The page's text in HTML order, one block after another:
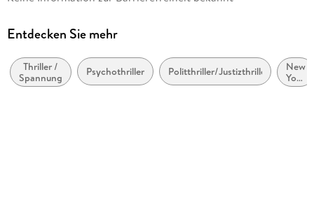
Autor/Autorin
Übersetzung
Jörn Ingwersen
Entdecken Sie mehr
Thriller /
Spannung
Psychothriller Politthriller/Justizthriller
New
York
City